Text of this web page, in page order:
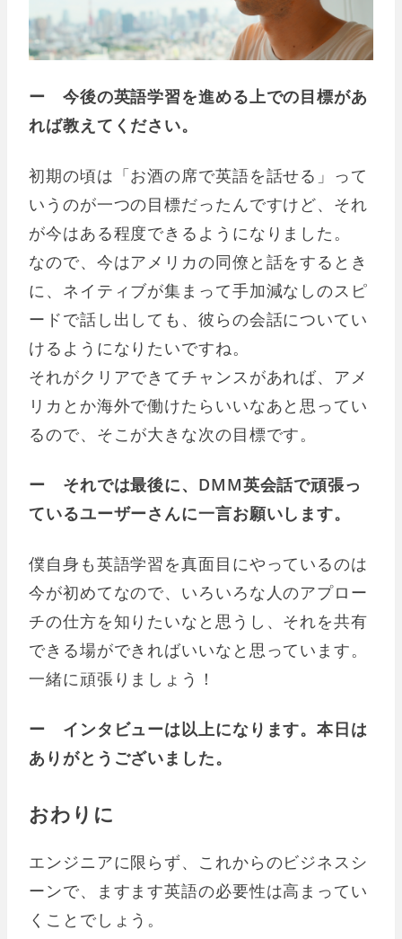
ー 今後の英語学習を進める上での目標があ
れば教えてください。
初期の頃は「お酒の席で英語を話せる」って
いうのが一つの目標だったんですけど、それ
が今はある程度できるようになりました。
なので、今はアメリカの同僚と話をするとき
に、ネイティブが集まって手加減なしのスピ
ードで話し出しても、彼らの会話についてい
けるようになりたいですね。
それがクリアできてチャンスがあれば、アメ
リカとか海外で働けたらいいなあと思ってい
るので、そこが大きな次の目標です。
ー それでは最後に、DMM英会話で頑張っ
ているユーザーさんに一言お願いします。
僕自身も英語学習を真面目にやっているのは
今が初めてなので、いろいろな人のアプロー
チの仕方を知りたいなと思うし、それを共有
できる場ができればいいなと思っています。
一緒に頑張りましょう！
ー インタビューは以上になります。本日は
ありがとうございました。
おわりに
エンジニアに限らず、これからのビジネスシ
ーンで、ますます英語の必要性は高まってい
くことでしょう。